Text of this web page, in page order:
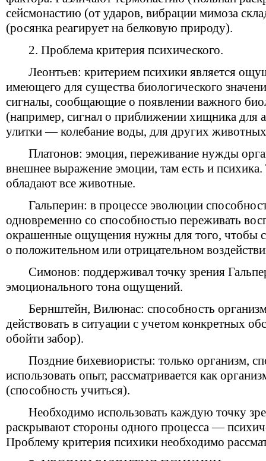
сейсмонастию (от ударов, вибрации мимоза
(росянка реагирует на белковую природу).
2. Проблема критерия психического.
Леонтьев: критерием психики является
имеющего для существа биологического
сигналы, сообщающие о появлении важного
(например, сигнал о приближении хищника для
улитки — колебание воды, для других
Платонов: эмоция, переживание нужды
внешнее выражение эмоции, там есть и
обладают все животные.
Гальперин: в процессе эволюции
одновременно со способностью переживать
окрашенные ощущения нужны для того, чтобы
о положительном или отрицательном
Симонов: поддерживал точку зрения
эмоционального тона ощущений.
Бернштейн, Вилюнас: способность
действовать в ситуации с учетом конкретных
обойти забор).
Поздние бихевиористы: только организм,
использовать опыт, рассматривается как
(способность учиться).
Необходимо использовать каждую точку
раскрывают стороны одного процесса —
Проблему критерия психики необходимо